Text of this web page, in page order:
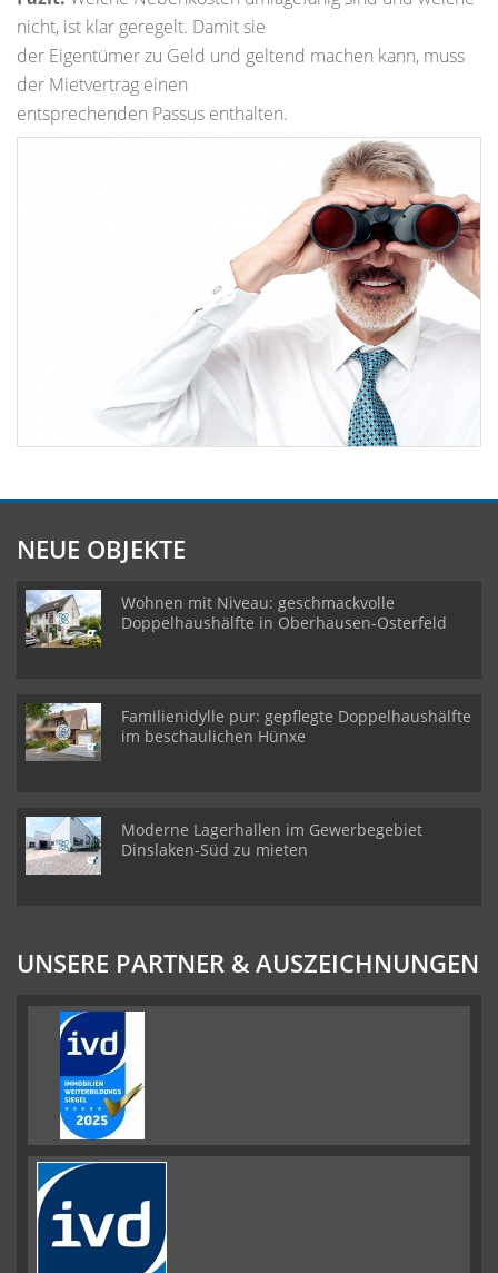
nicht, ist klar geregelt. Damit sie
der Eigentümer zu Geld und geltend machen kann, muss
der Mietvertrag einen
entsprechenden Passus enthalten.
NEUE OBJEKTE
Wohnen mit Niveau: geschmackvolle
Doppelhaushälfte in Oberhausen-Osterfeld
Familienidylle pur: gepflegte Doppelhaushälfte
im beschaulichen Hünxe
Moderne Lagerhallen im Gewerbegebiet
Dinslaken-Süd zu mieten
UNSERE PARTNER & AUSZEICHNUNGEN